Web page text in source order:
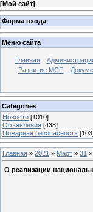
[Мой сайт]
Форма входа
Меню сайта
Главная
Развитие МСП
Categories
Новости [1010]
Объявления [438]
Пожарная безопасность
Главная » 2021 » Март » 31
О реализации